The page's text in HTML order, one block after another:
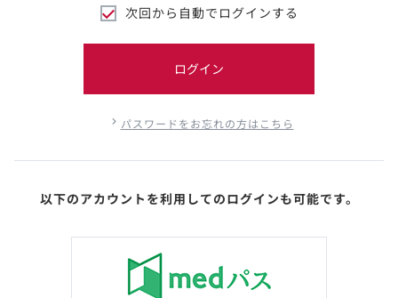
次回から自動でログインする
ログイン
パスワードをお忘れの方はこちら
以下のアカウントを利用してのログインも可能です。